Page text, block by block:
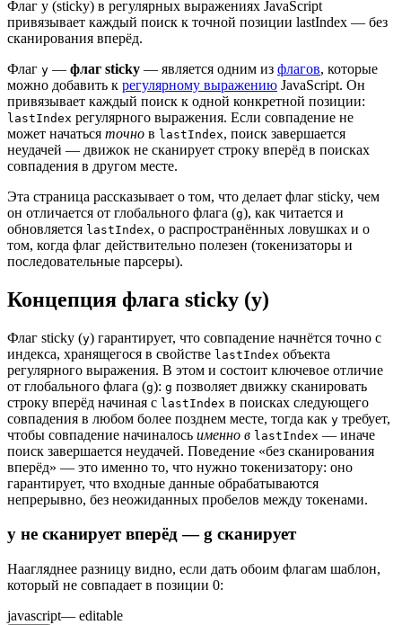
Флаг y (sticky) в регулярных выражениях JavaScript
привязывает каждый поиск к точной позиции lastIndex — без
сканирования вперёд.
Флаг y — флаг sticky — является одним из флагов, которые
можно добавить к регулярному выражению JavaScript. Он
привязывает каждый поиск к одной конкретной позиции:
lastIndex регулярного выражения. Если совпадение не
может начаться точно в lastIndex, поиск завершается
неудачей — движок не сканирует строку вперёд в поисках
совпадения в другом месте.
Эта страница рассказывает о том, что делает флаг sticky, чем
он отличается от глобального флага (g), как читается и
обновляется lastIndex, о распространённых ловушках и о
том, когда флаг действительно полезен (токенизаторы и
последовательные парсеры).
Концепция флага sticky (y)
Флаг sticky (y) гарантирует, что совпадение начнётся точно с
индекса, хранящегося в свойстве lastIndex объекта
регулярного выражения. В этом и состоит ключевое отличие
от глобального флага (g): g позволяет движку сканировать
строку вперёд начиная с lastIndex в поисках следующего
совпадения в любом более позднем месте, тогда как y требует,
чтобы совпадение начиналось именно в lastIndex — иначе
поиск завершается неудачей. Поведение «без сканирования
вперёд» — это именно то, что нужно токенизатору: оно
гарантирует, что входные данные обрабатываются
непрерывно, без неожиданных пробелов между токенами.
y не сканирует вперёд — g сканирует
Наагляднее разницу видно, если дать обоим флагам шаблон,
который не совпадает в позиции 0:
javascript— editable